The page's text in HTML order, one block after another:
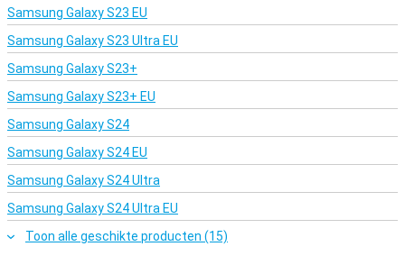
Samsung Galaxy S23 EU
Samsung Galaxy S23 Ultra EU
Samsung Galaxy S23+
Samsung Galaxy S23+ EU
Samsung Galaxy S24
Samsung Galaxy S24 EU
Samsung Galaxy S24 Ultra
Samsung Galaxy S24 Ultra EU
Toon alle geschikte producten (15)